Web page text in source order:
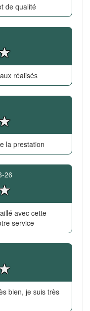
de qualité
réalisés
la prestation
26
avec cette
service
bien, je suis très